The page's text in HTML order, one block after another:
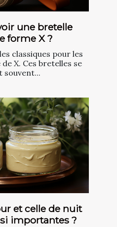
une bretelle
forme X ?
classiques pour les
X. Ces bretelles se
souvent...
et celle de nuit
importantes ?